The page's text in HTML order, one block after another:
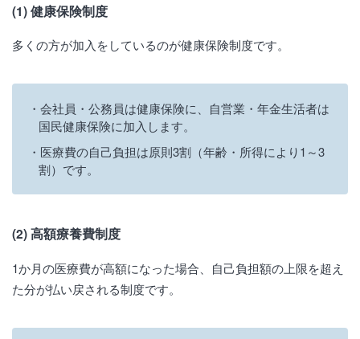
(1) 健康保険制度
多くの方が加入をしているのが健康保険制度です。
会社員・公務員は健康保険に、自営業・年金生活者は
国民健康保険に加入します。
医療費の自己負担は原則3割（年齢・所得により1～3
割）です。
(2) 高額療養費制度
1か月の医療費が高額になった場合、自己負担額の上限を超え
た分が払い戻される制度です。